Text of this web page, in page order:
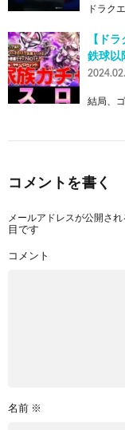
ドラク
【ド
鉄球以
結局、
コメントを書く
メールアドレスが公開され
目です
コメント
名前 ※